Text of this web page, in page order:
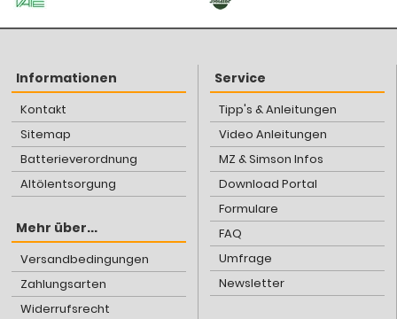
Informationen
Kontakt
Sitemap
Batterieverordnung
Altölentsorgung
Mehr über...
Versandbedingungen
Zahlungsarten
Widerrufsrecht
Service
Tipp's & Anleitungen
Video Anleitungen
MZ & Simson Infos
Download Portal
Formulare
FAQ
Umfrage
Newsletter